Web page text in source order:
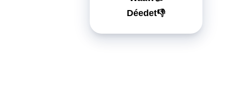
Déedet👎